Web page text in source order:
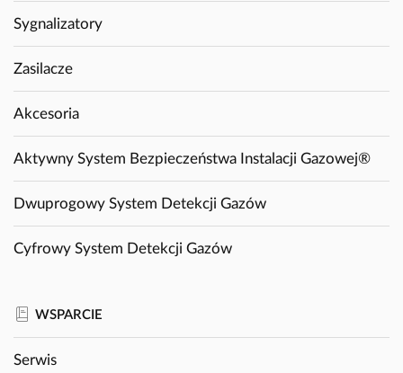
Sygnalizatory
Zasilacze
Akcesoria
Aktywny System Bezpieczeństwa Instalacji Gazowej®
Dwuprogowy System Detekcji Gazów
Cyfrowy System Detekcji Gazów
WSPARCIE
Serwis